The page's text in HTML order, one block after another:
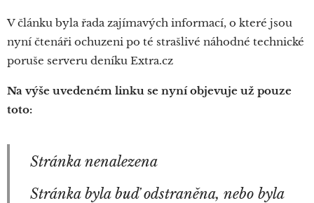
V článku byla řada zajímavých informací, o které jsou
nyní čtenáři ochuzeni po té strašlivé náhodné technické
poruše serveru deníku Extra.cz
Na výše uvedeném linku se nyní objevuje už pouze
toto:
Stránka nenalezena
Stránka byla buď odstraněna, nebo byla